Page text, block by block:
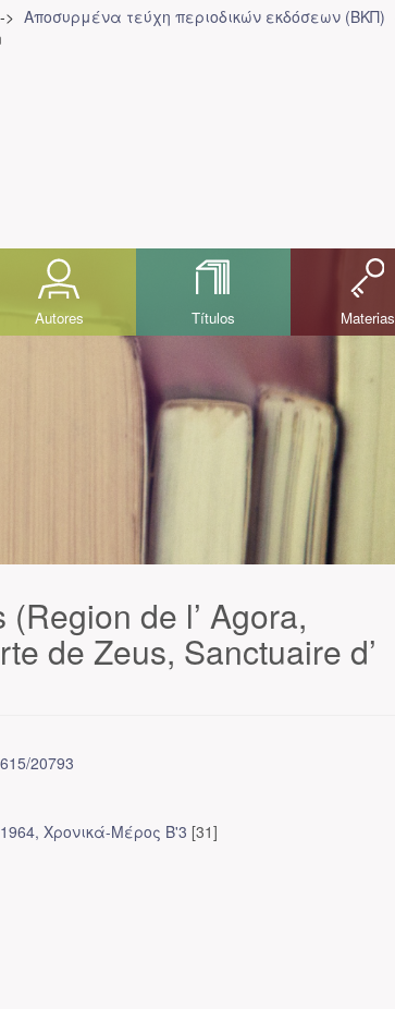
Αποσυρμένα τεύχη περιοδικών εκδόσεων (ΒΚΠ)
Autores Títulos Materias
de l’ Agora,
de Zeus, Sanctuaire d’
20793
Χρονικά-Μέρος Β'3 [31]